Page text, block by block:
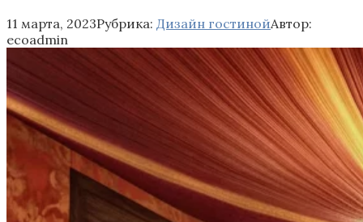
11 марта, 2023Рубрика: Дизайн гостинойАвтор:
ecoadmin